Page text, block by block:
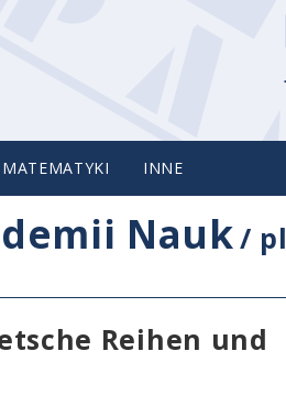
INNE
Nauk/ pl
Reihen und